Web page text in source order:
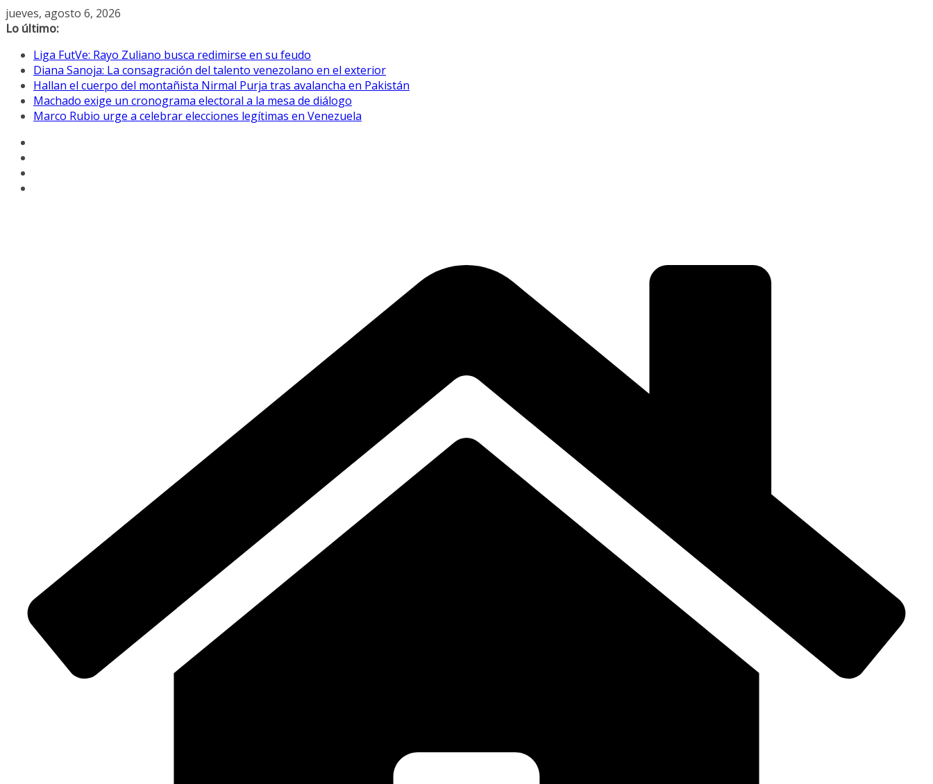
Saltar
al
jueves, agosto 6, 2026
Lo último:
Liga FutVe: Rayo Zuliano busca redimirse en su feudo
Diana Sanoja: La consagración del talento venezolano en el exterior
Hallan el cuerpo del montañista Nirmal Purja tras avalancha en Pakistán
Machado exige un cronograma electoral a la mesa de diálogo
Marco Rubio urge a celebrar elecciones legítimas en Venezuela